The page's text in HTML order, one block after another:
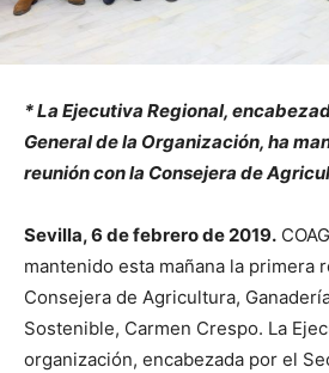
* La Ejecutiva Regional,
General de la Organización, ha
reunión con la Consejera de
Sevilla, 6 de febrero de 2019.
mantenido esta mañana la primera
Consejera de Agricultura,
Sostenible, Carmen Crespo. La
organización, encabezada por el